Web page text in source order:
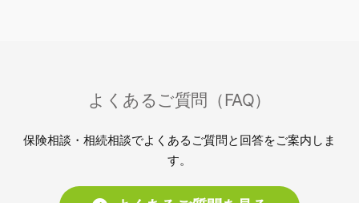
よくあるご質問（FAQ）
保険相談・相続相談でよくあるご質問と回答をご案内しま
す。